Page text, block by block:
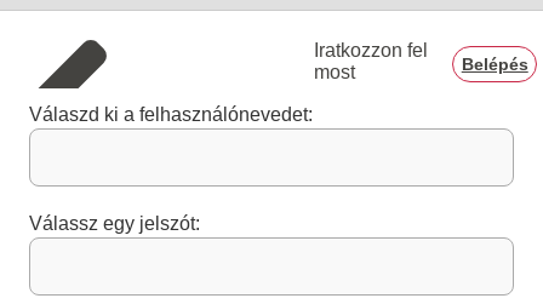
Iratkozzon fel
most
Belépés
Válaszd ki a felhasználónevedet:
Válassz egy jelszót: